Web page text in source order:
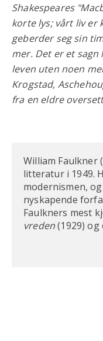
Shakespeares
korte lys; vårt liv er
geberder seg sin
mer. Det er et sagn
leven uten noen
Krogstad,
fra en eldre
William Faulkner
litteratur i 1949.
modernismen,
nyskapende
Faulkners mest
vreden(1929)